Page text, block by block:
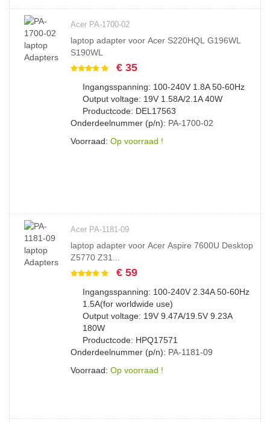
Acer PA-1700-02
laptop adapter voor Acer S220HQL G196WL
S190WL
€ 35
Ingangsspanning: 100-240V 1.8A 50-60Hz
Output voltage: 19V 1.58A/2.1A 40W
Productcode: DEL17563
Onderdeelnummer (p/n): PA-1700-02
Voorraad: Op voorraad !
Acer PA-1181-09
laptop adapter voor Acer Aspire 7600U Desktop
Z5770 Z31...
€ 59
Ingangsspanning: 100-240V 2.34A 50-60Hz
1.5A(for worldwide use)
Output voltage: 19V 9.47A/19.5V 9.23A
180W
Productcode: HPQ17571
Onderdeelnummer (p/n): PA-1181-09
Voorraad: Op voorraad !